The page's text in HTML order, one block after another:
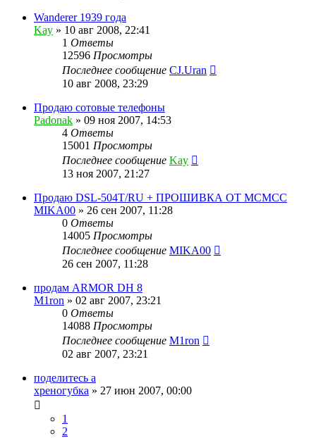
Wanderer 1939 года
Kay » 10 авг 2008, 22:41
1 Ответы
12596 Просмотры
Последнее сообщение CJ.Uran
10 авг 2008, 23:29
Продаю сотовые телефоны
Padonak » 09 ноя 2007, 14:53
4 Ответы
15001 Просмотры
Последнее сообщение Kay
13 ноя 2007, 21:27
Продаю DSL-504T/RU + ПРОШИВКА ОТ МСМСС
MIKA00 » 26 сен 2007, 11:28
0 Ответы
14005 Просмотры
Последнее сообщение MIKA00
26 сен 2007, 11:28
продам ARMOR DH 8
M1ron » 02 авг 2007, 23:21
0 Ответы
14088 Просмотры
Последнее сообщение M1ron
02 авг 2007, 23:21
поделитесь а
хреногубка » 27 июн 2007, 00:00
1
2